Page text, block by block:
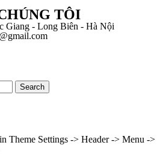
TÔI
Giang - Long Biên - Hà Nội
Search
Theme Settings -> Header -> Menu ->